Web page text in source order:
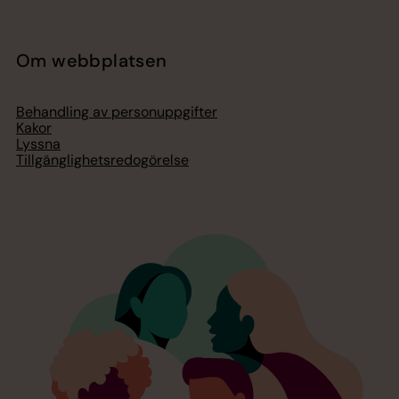
Om webbplatsen
Behandling av personuppgifter
Kakor
Lyssna
Tillgänglighetsredogörelse